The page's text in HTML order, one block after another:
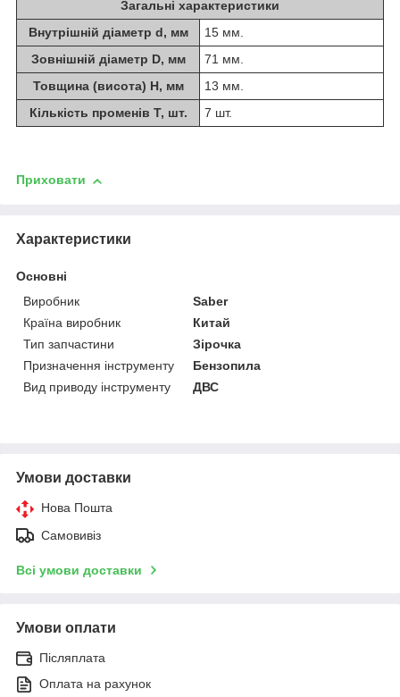
Загальні характеристики
Внутрішній діаметр d, мм
15 мм.
Зовнішній діаметр D, мм
71 мм.
Товщина (висота) H, мм
13 мм.
Кількість променів Т, шт.
7 шт.
Приховати
Характеристики
Основні
Виробник
Saber
Країна виробник
Китай
Тип запчастини
Зірочка
Призначення інструменту
Бензопила
Вид приводу інструменту
ДВС
Умови доставки
Нова Пошта
Самовивіз
Всі умови доставки
Умови оплати
Післяплата
Оплата на рахунок